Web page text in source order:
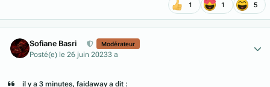
1 1 5
Sofiane Basri Modérateur
Posté(e) le 26 juin 20233 a
il y a 3 minutes, faidaway a dit :